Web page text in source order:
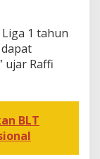
1 tahun
dapat
ujar Raffi
BLT